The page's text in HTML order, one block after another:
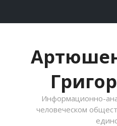
Информационно-
человеческом